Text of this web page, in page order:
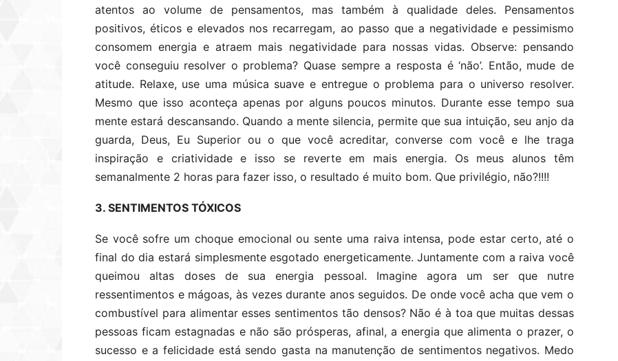
atentos ao volume de pensamentos, mas também à qualidade deles. Pensamentos
positivos, éticos e elevados nos recarregam, ao passo que a negatividade e pessimismo
consomem energia e atraem mais negatividade para nossas vidas. Observe: pensando
você conseguiu resolver o problema? Quase sempre a resposta é ‘não’. Então, mude de
atitude. Relaxe, use uma música suave e entregue o problema para o universo resolver.
Mesmo que isso aconteça apenas por alguns poucos minutos. Durante esse tempo sua
mente estará descansando. Quando a mente silencia, permite que sua intuição, seu anjo da
guarda, Deus, Eu Superior ou o que você acreditar, converse com você e lhe traga
inspiração e criatividade e isso se reverte em mais energia. Os meus alunos têm
semanalmente 2 horas para fazer isso, o resultado é muito bom. Que privilégio, não?!!!!
3. SENTIMENTOS TÓXICOS
Se você sofre um choque emocional ou sente uma raiva intensa, pode estar certo, até o
final do dia estará simplesmente esgotado energeticamente. Juntamente com a raiva você
queimou altas doses de sua energia pessoal. Imagine agora um ser que nutre
ressentimentos e mágoas, às vezes durante anos seguidos. De onde você acha que vem o
combustível para alimentar esses sentimentos tão densos? Não é à toa que muitas dessas
pessoas ficam estagnadas e não são prósperas, afinal, a energia que alimenta o prazer, o
sucesso e a felicidade está sendo gasta na manutenção de sentimentos negativos. Medo